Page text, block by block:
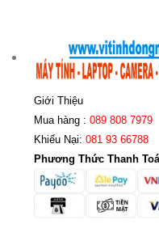
Giới Thiệu
Mua hàng : 089 808 7979
Khiếu Nại: 081 93 66788
Phương Thức Thanh